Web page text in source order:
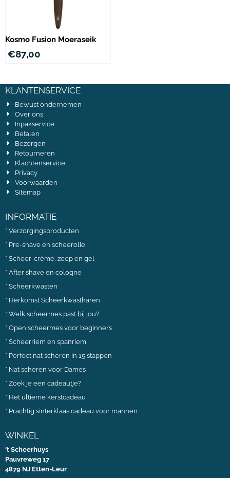
Kosmo Fusion Moeraseik
€87,00
KLANTENSERVICE
Bewust ondernemen
Over ons
Inpakservice
Betalen
Bezorgen
Retourneren
Klachtenservice
Privacy
Voorwaarden
Sitemap
INFORMATIE
* Verzorgingsproducten
* Pre-shave en scheerolie
* Scheer-crème, zeep en gel
* After shave en cologne
* Scheerkwasten
* Herkomst Scheerkwastharen
* Welk scheermes past bij jou?
* Open scheermes voor beginners
* Scheerriem en spanriem
* Perfect nat scheren in 15 stappen
* Nat scheren voor Dames
* Zoek je een cadeautje?
* Het ultieme kerstcadeau
* Prachtig sinterklaas cadeau voor mannen
WINKEL
't Scheerhuys
Pauvreweg 17
4879 NJ Etten-Leur